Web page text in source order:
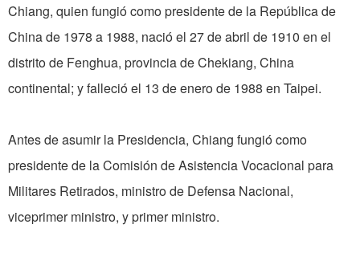
Chiang, quien fungió como presidente de la República de
China de 1978 a 1988, nació el 27 de abril de 1910 en el
distrito de Fenghua, provincia de Chekiang, China
continental; y falleció el 13 de enero de 1988 en Taipei.
Antes de asumir la Presidencia, Chiang fungió como
presidente de la Comisión de Asistencia Vocacional para
Militares Retirados, ministro de Defensa Nacional,
viceprimer ministro, y primer ministro.